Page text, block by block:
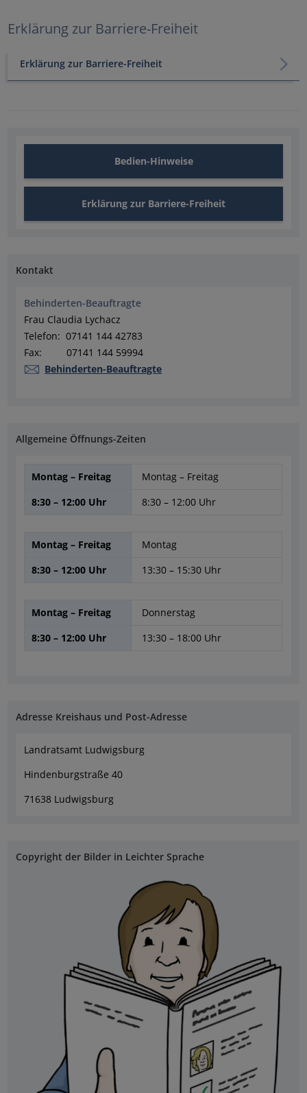
Erklärung zur Barriere-Freiheit
Erklärung zur Barriere-Freiheit
Bedien-Hinweise
Erklärung zur Barriere-Freiheit
Kontakt
Behinderten-Beauftragte
Frau Claudia Lychacz
Telefon: 07141 144 42783
Fax: 07141 144 59994
Behinderten-Beauftragte
Allgemeine Öffnungs-Zeiten
Montag – Freitag
Montag – Freitag
8:30 – 12:00 Uhr
8:30 – 12:00 Uhr
Montag – Freitag
Montag
8:30 – 12:00 Uhr
13:30 – 15:30 Uhr
Montag – Freitag
Donnerstag
8:30 – 12:00 Uhr
13:30 – 18:00 Uhr
Adresse Kreishaus und Post-Adresse
Landratsamt Ludwigsburg
Hindenburgstraße 40
71638 Ludwigsburg
Copyright der Bilder in Leichter Sprache